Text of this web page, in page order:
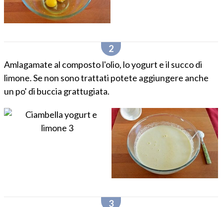
Amlagamate al composto l'olio, lo yogurt e il succo di
limone. Se non sono trattati potete aggiungere anche
un po' di buccia grattugiata.